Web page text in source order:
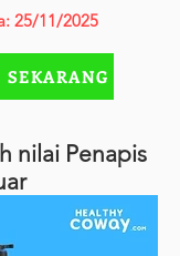
25/11/2025
nilai Penapis